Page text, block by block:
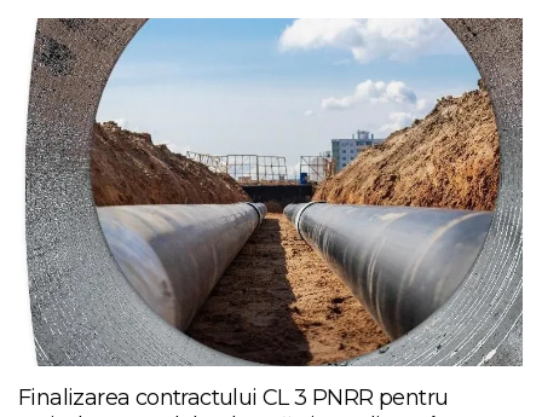
Finalizarea contractului CL 3 PNRR pentru